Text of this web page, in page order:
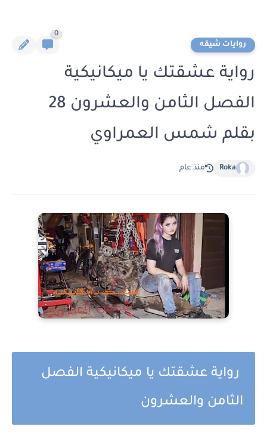
روايات شيقه
0
رواية عشقتك يا ميكانيكية
الفصل الثامن والعشرون 28
بقلم شمس العمراوي
Roka منذ عام
رواية عشقتك يا ميكانيكية الفصل
الثامن والعشرون